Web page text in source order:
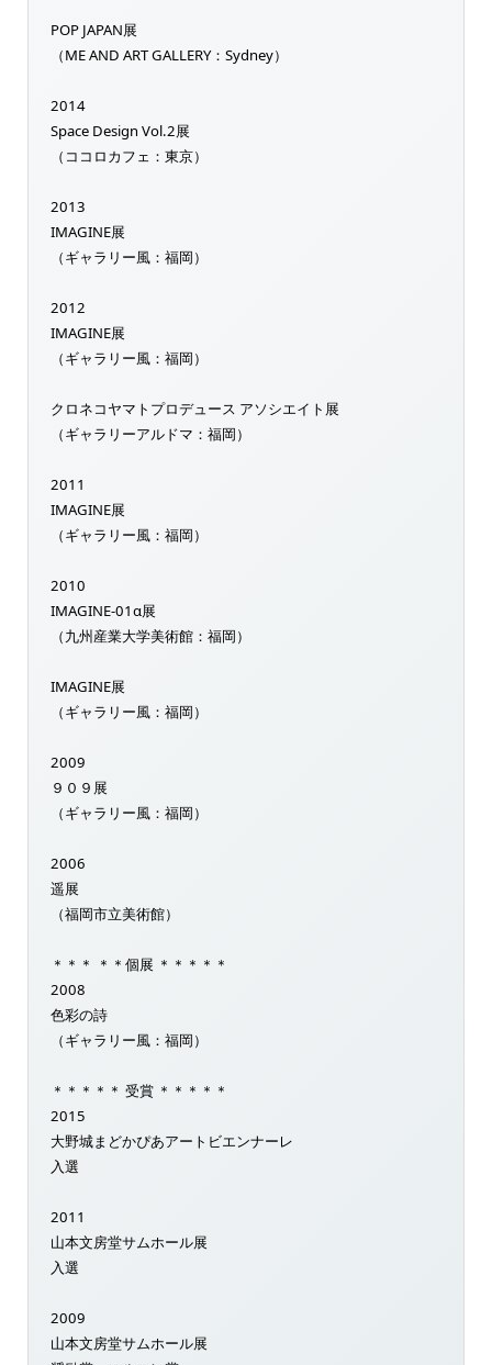
POP JAPAN展
（ME AND ART GALLERY：Sydney）
2014
Space Design Vol.2展
（ココロカフェ：東京）
2013
IMAGINE展
（ギャラリー風：福岡）
2012
IMAGINE展
（ギャラリー風：福岡）
クロネコヤマトプロデュース アソシエイト展
（ギャラリーアルドマ：福岡）
2011
IMAGINE展
（ギャラリー風：福岡）
2010
IMAGINE-01α展
（九州産業大学美術館：福岡）
IMAGINE展
（ギャラリー風：福岡）
2009
９０９展
（ギャラリー風：福岡）
2006
遥展
（福岡市立美術館）
＊＊＊ ＊＊個展 ＊＊＊＊＊
2008
色彩の詩
（ギャラリー風：福岡）
＊＊＊＊＊ 受賞 ＊＊＊＊＊
2015
大野城まどかぴあアートビエンナーレ
入選
2011
山本文房堂サムホール展
入選
2009
山本文房堂サムホール展